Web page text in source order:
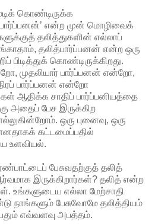
கொண்டிருக்க
என்ற முன் மொழிவைக்
தலித்துகளின் எல்லாப்
தலித்பார்ப்பனன் என்ற ஒரு
பிடித்துக் கொண்டிருக்கிறது.
முதலியார் பார்ப்பனன் என்றோ,
பார்ப்பனன் என்றோ
ஆதிக்க சாதிப் பார்ப்பனியத்தை
அதைப் பேச இருக்கிற
ஒரு புனைவு, ஒரு
கட்டமைப்பதில்
உளவியல்.
பேசுவதற்குத் தலித்
இருக்கிறார்கள்? தலித் என்ற
உங்களுடைய எல்லா மேற்சாதி
நாங்களும் பேசுவோமே தலித்தியம்
எவ்வளவு அபத்தம்.